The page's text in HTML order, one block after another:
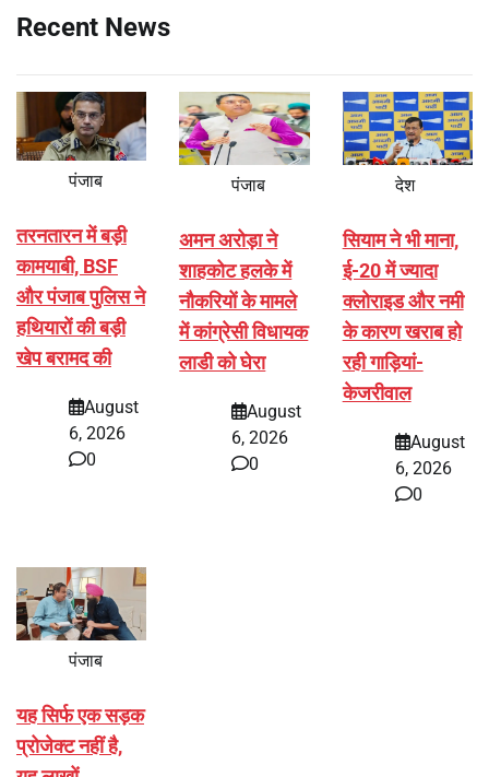
Recent News
पंजाब
तरनतारन में बड़ी
कामयाबी, BSF
और पंजाब पुलिस ने
हथियारों की बड़ी
खेप बरामद की
August
6, 2026
0
पंजाब
अमन अरोड़ा ने
शाहकोट हलके में
नौकरियों के मामले
में कांग्रेसी विधायक
लाडी को घेरा
August
6, 2026
0
देश
सियाम ने भी माना,
ई-20 में ज्यादा
क्लोराइड और नमी
के कारण खराब हो
रही गाड़ियां-
केजरीवाल
August
6, 2026
0
पंजाब
यह सिर्फ एक सड़क
प्रोजेक्ट नहीं है,